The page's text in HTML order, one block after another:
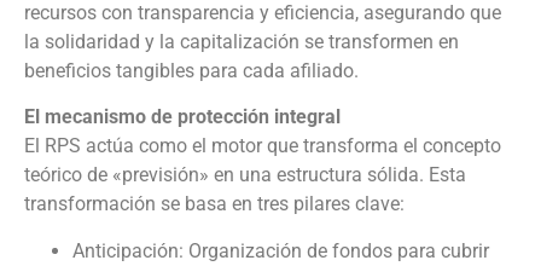
recursos con transparencia y eficiencia, asegurando que
la solidaridad y la capitalización se transformen en
beneficios tangibles para cada afiliado.
El mecanismo de protección integral
El RPS actúa como el motor que transforma el concepto
teórico de «previsión» en una estructura sólida. Esta
transformación se basa en tres pilares clave:
Anticipación: Organización de fondos para cubrir